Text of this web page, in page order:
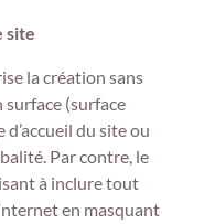
site
la création sans
surface (surface
du site ou
Par contre, le
à inclure tout
en masquant